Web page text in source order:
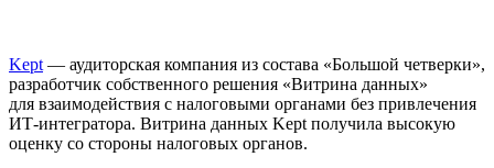
Kept — аудиторская компания из состава «Большой четверки»,
разработчик собственного решения «Витрина данных»
для взаимодействия с налоговыми органами без привлечения
ИТ-интегратора. Витрина данных Kept получила высокую
оценку со стороны налоговых органов.